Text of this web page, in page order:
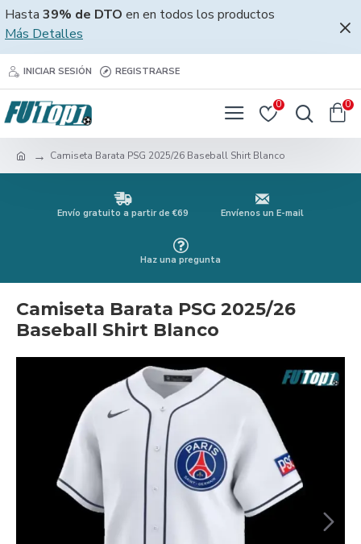
Hasta 39% de DTO en en todos los productos
Más Detalles
INICIAR SESIÓN REGISTRARSE
0 0
Camiseta Barata PSG 2025/26 Baseball Shirt Blanco
Envío gratuito a partir de €69 Envíenos un E-mail
Haz una pregunta
Camiseta Barata PSG 2025/26
Baseball Shirt Blanco